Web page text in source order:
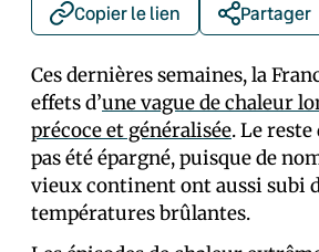
Copier le lien Partager
Ces dernières semaines, la
effets d’une vague de chaleur
précoce et généralisée. Le reste
pas été épargné, puisque de
vieux continent ont aussi subi
températures brûlantes.